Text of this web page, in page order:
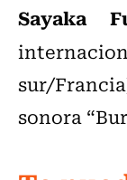
Sayaka
sur/
sonora